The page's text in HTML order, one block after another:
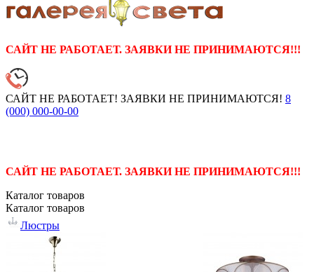
САЙТ НЕ РАБОТАЕТ. ЗАЯВКИ НЕ ПРИНИМАЮТСЯ!!!
САЙТ НЕ РАБОТАЕТ! ЗАЯВКИ НЕ ПРИНИМАЮТСЯ! 8
(000) 000-00-00
САЙТ НЕ РАБОТАЕТ. ЗАЯВКИ НЕ ПРИНИМАЮТСЯ!!!
Каталог товаров
Каталог товаров
Люстры